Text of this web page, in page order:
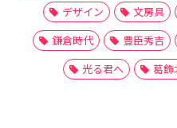
デザイン
文房具
鎌倉時代
豊臣秀吉
光る君へ
葛飾